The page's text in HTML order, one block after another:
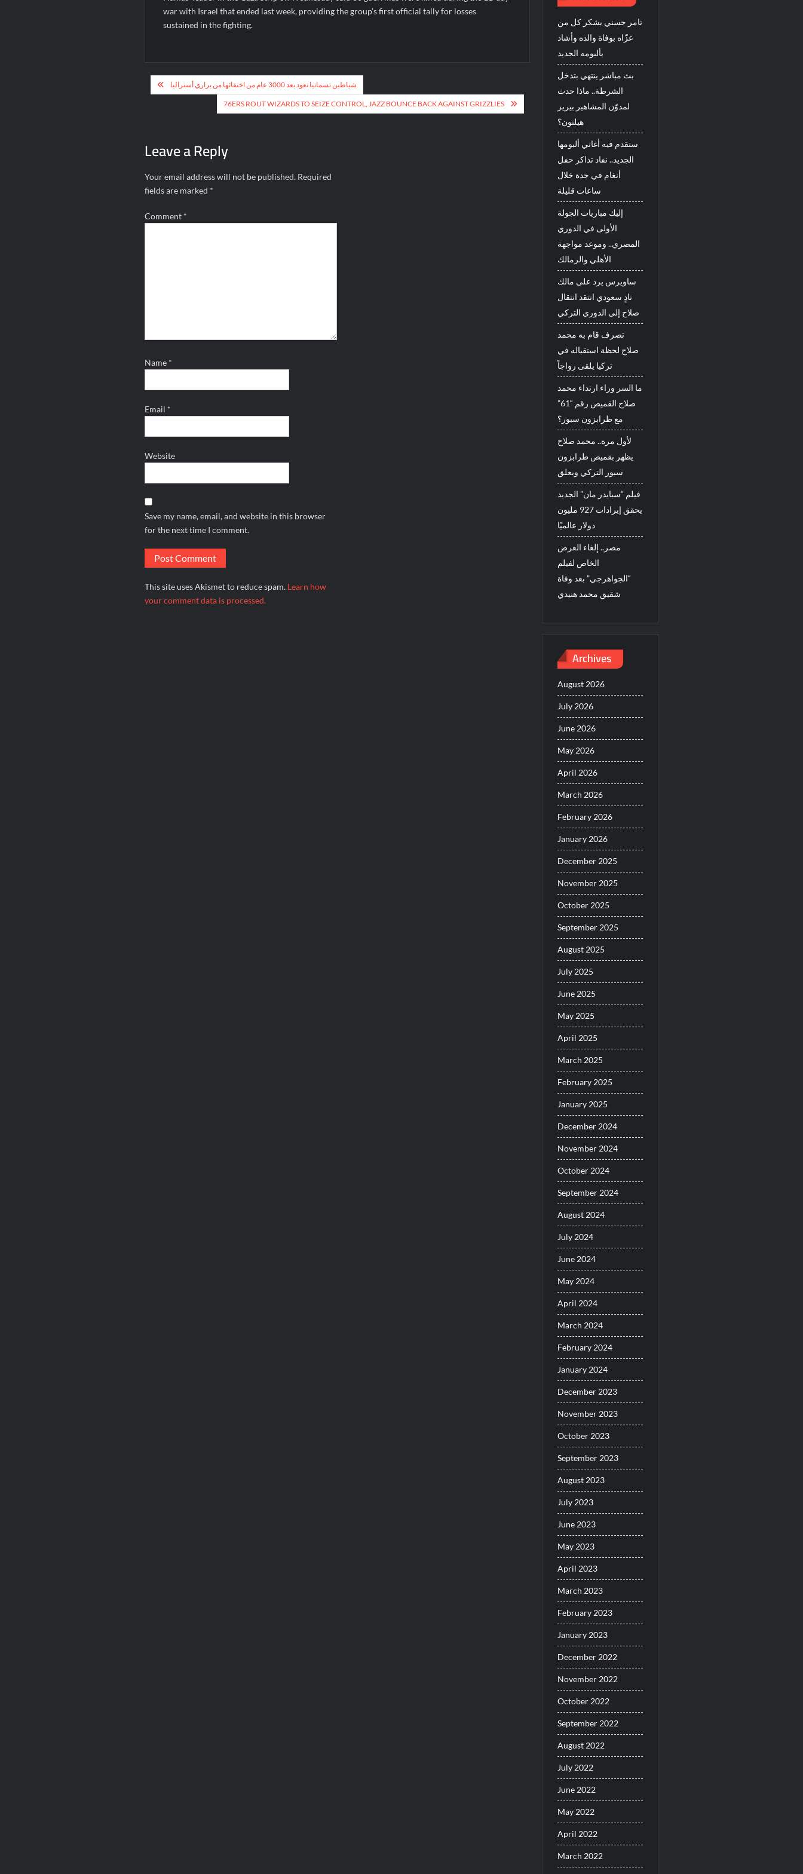
war with Israel that ended last week, providing the group’s first official tally for losses
sustained in the fighting.
Post
navigation
شياطين تسمانيا تعود بعد 3000 عام من اختفائها من براري أستراليا
76ERS ROUT WIZARDS TO SEIZE CONTROL, JAZZ BOUNCE BACK AGAINST GRIZZLIES
Leave a Reply
Your email address will not be published. Required
fields are marked *
Comment *
Name *
Email *
Website
Save my name, email, and website in this browser
for the next time I comment.
This site uses Akismet to reduce spam. Learn how
your comment data is processed.
تامر حسني يشكر كل من
عزّاه بوفاة والده وأشاد
بألبومه الجديد
بث مباشر ينتهي بتدخل
الشرطة.. ماذا حدث
لمدوّن المشاهير بيريز
هيلتون؟
ستقدم فيه أغاني ألبومها
الجديد.. نفاد تذاكر حفل
أنغام في جدة خلال
ساعات قليلة
إليك مباريات الجولة
الأولى في الدوري
المصري.. وموعد مواجهة
الأهلي والزمالك
ساويرس يرد على مالك
نادٍ سعودي انتقد انتقال
صلاح إلى الدوري التركي
تصرف قام به محمد
صلاح لحظة استقباله في
تركيا يلقى رواجاً
ما السر وراء ارتداء محمد
صلاح القميص رقم “61”
مع طرابزون سبور؟
لأول مرة.. محمد صلاح
يظهر بقميص طرابزون
سبور التركي ويعلق
فيلم “سبايدر مان” الجديد
يحقق إيرادات 927 مليون
دولار عالميًا
مصر.. إلغاء العرض
الخاص لفيلم
“الجواهرجي” بعد وفاة
شقيق محمد هنيدي
Archives
August 2026
July 2026
June 2026
May 2026
April 2026
March 2026
February 2026
January 2026
December 2025
November 2025
October 2025
September 2025
August 2025
July 2025
June 2025
May 2025
April 2025
March 2025
February 2025
January 2025
December 2024
November 2024
October 2024
September 2024
August 2024
July 2024
June 2024
May 2024
April 2024
March 2024
February 2024
January 2024
December 2023
November 2023
October 2023
September 2023
August 2023
July 2023
June 2023
May 2023
April 2023
March 2023
February 2023
January 2023
December 2022
November 2022
October 2022
September 2022
August 2022
July 2022
June 2022
May 2022
April 2022
March 2022